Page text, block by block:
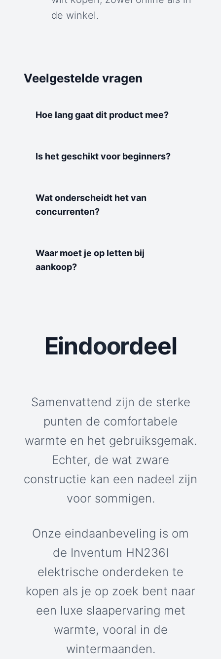
de winkel.
Veelgestelde vragen
Hoe lang gaat dit product mee?
Is het geschikt voor beginners?
Wat onderscheidt het van
concurrenten?
Waar moet je op letten bij
aankoop?
Eindoordeel
Samenvattend zijn de sterke
punten de comfortabele
warmte en het gebruiksgemak.
Echter, de wat zware
constructie kan een nadeel zijn
voor sommigen.
Onze eindaanbeveling is om
de Inventum HN236I
elektrische onderdeken te
kopen als je op zoek bent naar
een luxe slaapervaring met
warmte, vooral in de
wintermaanden.